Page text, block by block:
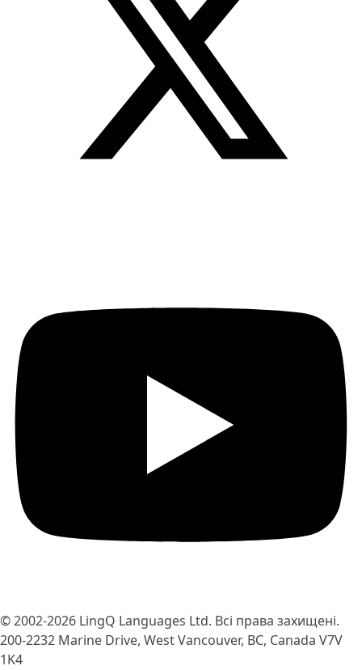
© 2002-2026 LingQ Languages Ltd. Всі права захищені.
200-2232 Marine Drive, West Vancouver, BC, Canada V7V
1K4